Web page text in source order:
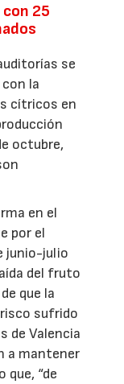
25
se
la
cítricos en
octubre,
en el
por el
junio-julio
del fruto
que la
sufrido
de Valencia
a mantener
que, “de